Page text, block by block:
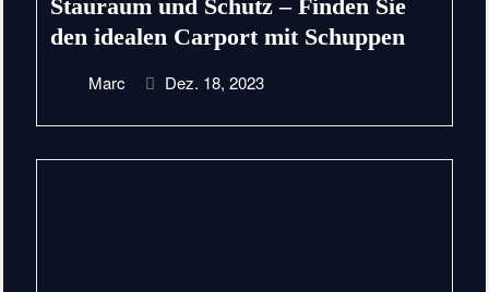
Stauraum und Schutz – Finden Sie
den idealen Carport mit Schuppen
Marc Dez. 18, 2023